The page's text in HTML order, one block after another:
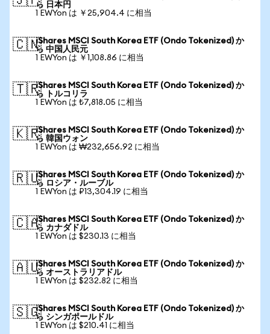
ら 日本円
1 EWYon は ￥25,904.4 に相当
🇨🇳iShares MSCI South Korea ETF (Ondo Tokenized) か
ら 中国人民元
1 EWYon は ￥1,108.86 に相当
🇹🇷iShares MSCI South Korea ETF (Ondo Tokenized) か
ら トルコリラ
1 EWYon は ₺7,818.05 に相当
🇰🇷iShares MSCI South Korea ETF (Ondo Tokenized) か
ら 韓国ウォン
1 EWYon は ₩232,656.92 に相当
🇷🇺iShares MSCI South Korea ETF (Ondo Tokenized) か
ら ロシア・ルーブル
1 EWYon は ₽13,304.19 に相当
🇨🇦iShares MSCI South Korea ETF (Ondo Tokenized) か
ら カナダドル
1 EWYon は $230.13 に相当
🇦🇺iShares MSCI South Korea ETF (Ondo Tokenized) か
ら オーストラリアドル
1 EWYon は $232.82 に相当
🇸🇬iShares MSCI South Korea ETF (Ondo Tokenized) か
ら シンガポールドル
1 EWYon は $210.41 に相当